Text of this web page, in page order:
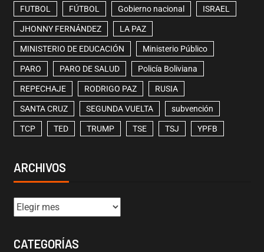
FUTBOL FÚTBOL Gobierno nacional ISRAEL
JHONNY FERNÁNDEZ LA PAZ
MINISTERIO DE EDUCACIÓN Ministerio Público
PARO PARO DE SALUD Policía Boliviana
REPECHAJE RODRIGO PAZ RUSIA
SANTA CRUZ SEGUNDA VUELTA subvención
TCP TED TRUMP TSE TSJ YPFB
ARCHIVOS
CATEGORÍAS